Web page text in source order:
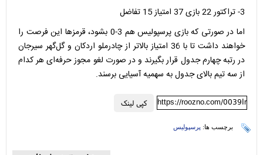
3- تراکتور 22 بازی 37 امتیاز 15 تفاضل
اما در صورتی که بازی پرسپولیس هم 3-0 بشود، قرمزها این فرصت را
خواهند داشت تا با 36 امتیاز بالاتر از چادرملو اردکان و گل‌گهر سیرجان
در رتبه چهارم جدول قرار بگیرند و در صورت لغو مجوز حرفه‌ای هر کدام
از سه تیم بالای جدول به سهمیه آسیایی برسند.
کپی لینک https://roozno.com/0039Ir
برچسب ها: پرسپولیس